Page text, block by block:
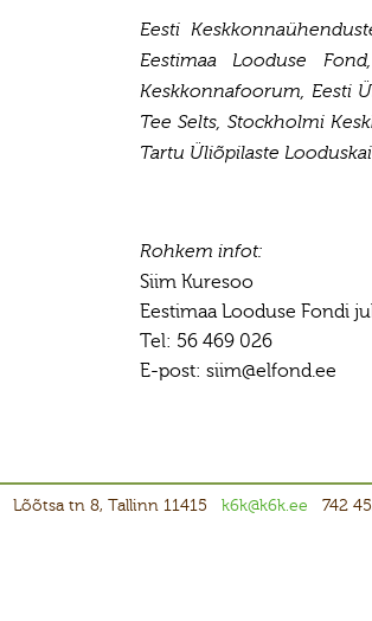
Eesti
Eestimaa Looduse
Keskkonnafoorum, Eesti
Tee Selts, Stockholmi
Tartu Üliõpilaste
Rohkem infot:
Siim Kuresoo
Eestimaa Looduse Fondi
Tel: 56 469 026
E-post: siim@elfond.ee
Lõõtsa tn 8, Tallinn 11415 k6k@k6k.ee 742